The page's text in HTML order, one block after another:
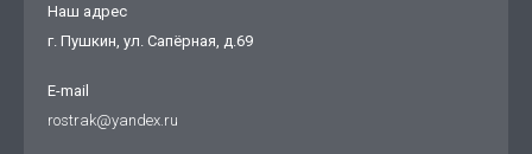
Наш адрес
г. Пушкин, ул. Сапёрная, д.69
E-mail
rostrak@yandex.ru